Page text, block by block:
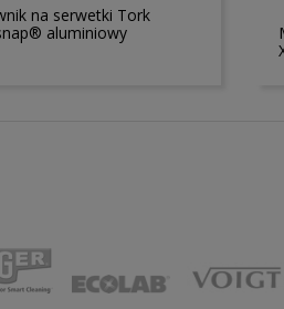
na serwetki Tork
aluminiowy